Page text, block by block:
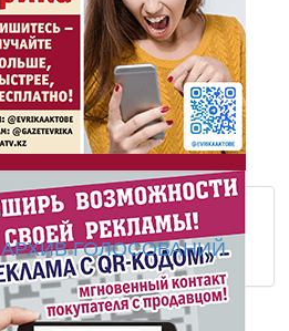
Розыгрыши призов
Из первых рук /
Интервью с экспертом,
важная для зрителей ...
Скажем НЕТ
Жаңа әліпбиді бірге
АРХИВ ГОЛОСОВАНИЙ